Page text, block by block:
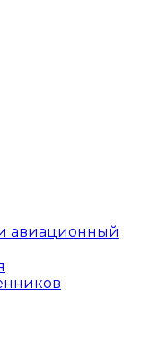
авиационный